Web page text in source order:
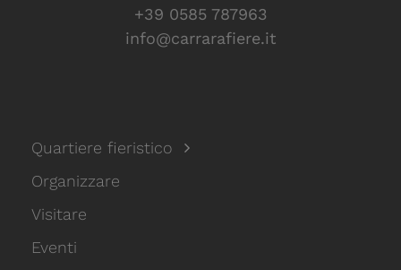
+39 0585 787963
info@carrarafiere.it
Quartiere fieristico
Organizzare
Visitare
Eventi